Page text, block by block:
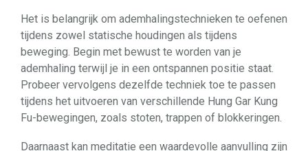
Het is belangrijk om ademhalingstechnieken te oefenen
tijdens zowel statische houdingen als tijdens
beweging. Begin met bewust te worden van je
ademhaling terwijl je in een ontspannen positie staat.
Probeer vervolgens dezelfde techniek toe te passen
tijdens het uitvoeren van verschillende Hung Gar Kung
Fu-bewegingen, zoals stoten, trappen of blokkeringen.
Daarnaast kan meditatie een waardevolle aanvulling zijn